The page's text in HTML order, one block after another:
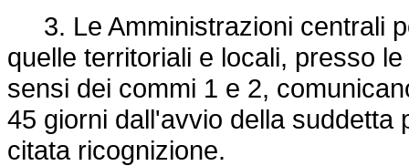
3. Le Amministrazioni centrali
quelle territoriali e locali, presso
sensi dei commi 1 e 2,
45 giorni dall'avvio della
citata ricognizione.